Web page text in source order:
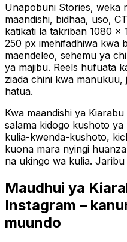
Unapobuni Stories, weka
maandishi, bidhaa, uso,
katikati la takriban 1080 ×
250 px imehifadhiwa kwa
maendeleo, sehemu ya
ya majibu. Reels hufuata
ziada chini kwa
hatua.
Kwa maandishi ya
salama kidogo kushoto
kulia-kwenda-kushoto,
kuona mara nyingi
na ukingo wa kulia.
Maudhui ya
Instagram –
muundo